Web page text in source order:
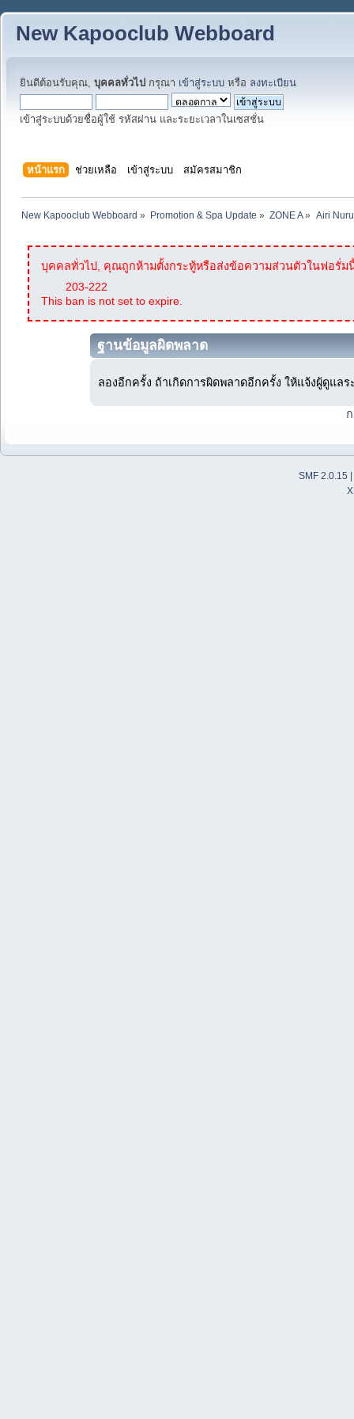
New Kapooclub Webboard
ยินดีต้อนรับคุณ, บุคคลทั่วไป กรุณา เข้าสู่ระบบ หรือ ลงทะเบียน
เข้าสู่ระบบด้วยชื่อผู้ใช้ รหัสผ่าน และระยะเวลาในเซสชั่น
หน้าแรก ช่วยเหลือ เข้าสู่ระบบ สมัครสมาชิก
New Kapooclub Webboard » Promotion & Spa Update » ZONE A» Airi
บุคคลทั่วไป, คุณถูกห้ามตั้งกระทู้หรือส่งข้อความส่วนตัวในฟอรั่ม
203-222
This ban is not set to expire.
ฐานข้อมูลผิดพลาด
ลองอีกครั้ง ถ้าเกิดการผิดพลาดอีกครั้ง ให้แจ้งผู้ดูแลร
SMF 2.0.15